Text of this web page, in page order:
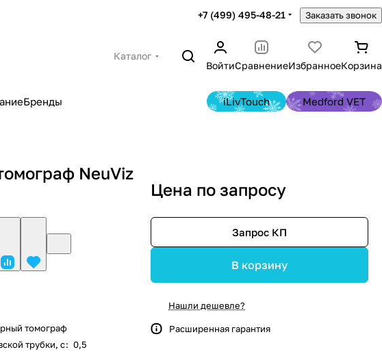
+7 (499) 495-48-21 Заказать звонок
Каталог
ВойтиСравнениеИзбранноеКорзина
Бренды iLivTouch Medford VET
NeuViz
томограф
трубки, с: 0,5
Цена по запросу
Запрос КП
В корзину
Нашли дешевле?
Расширенная гарантия